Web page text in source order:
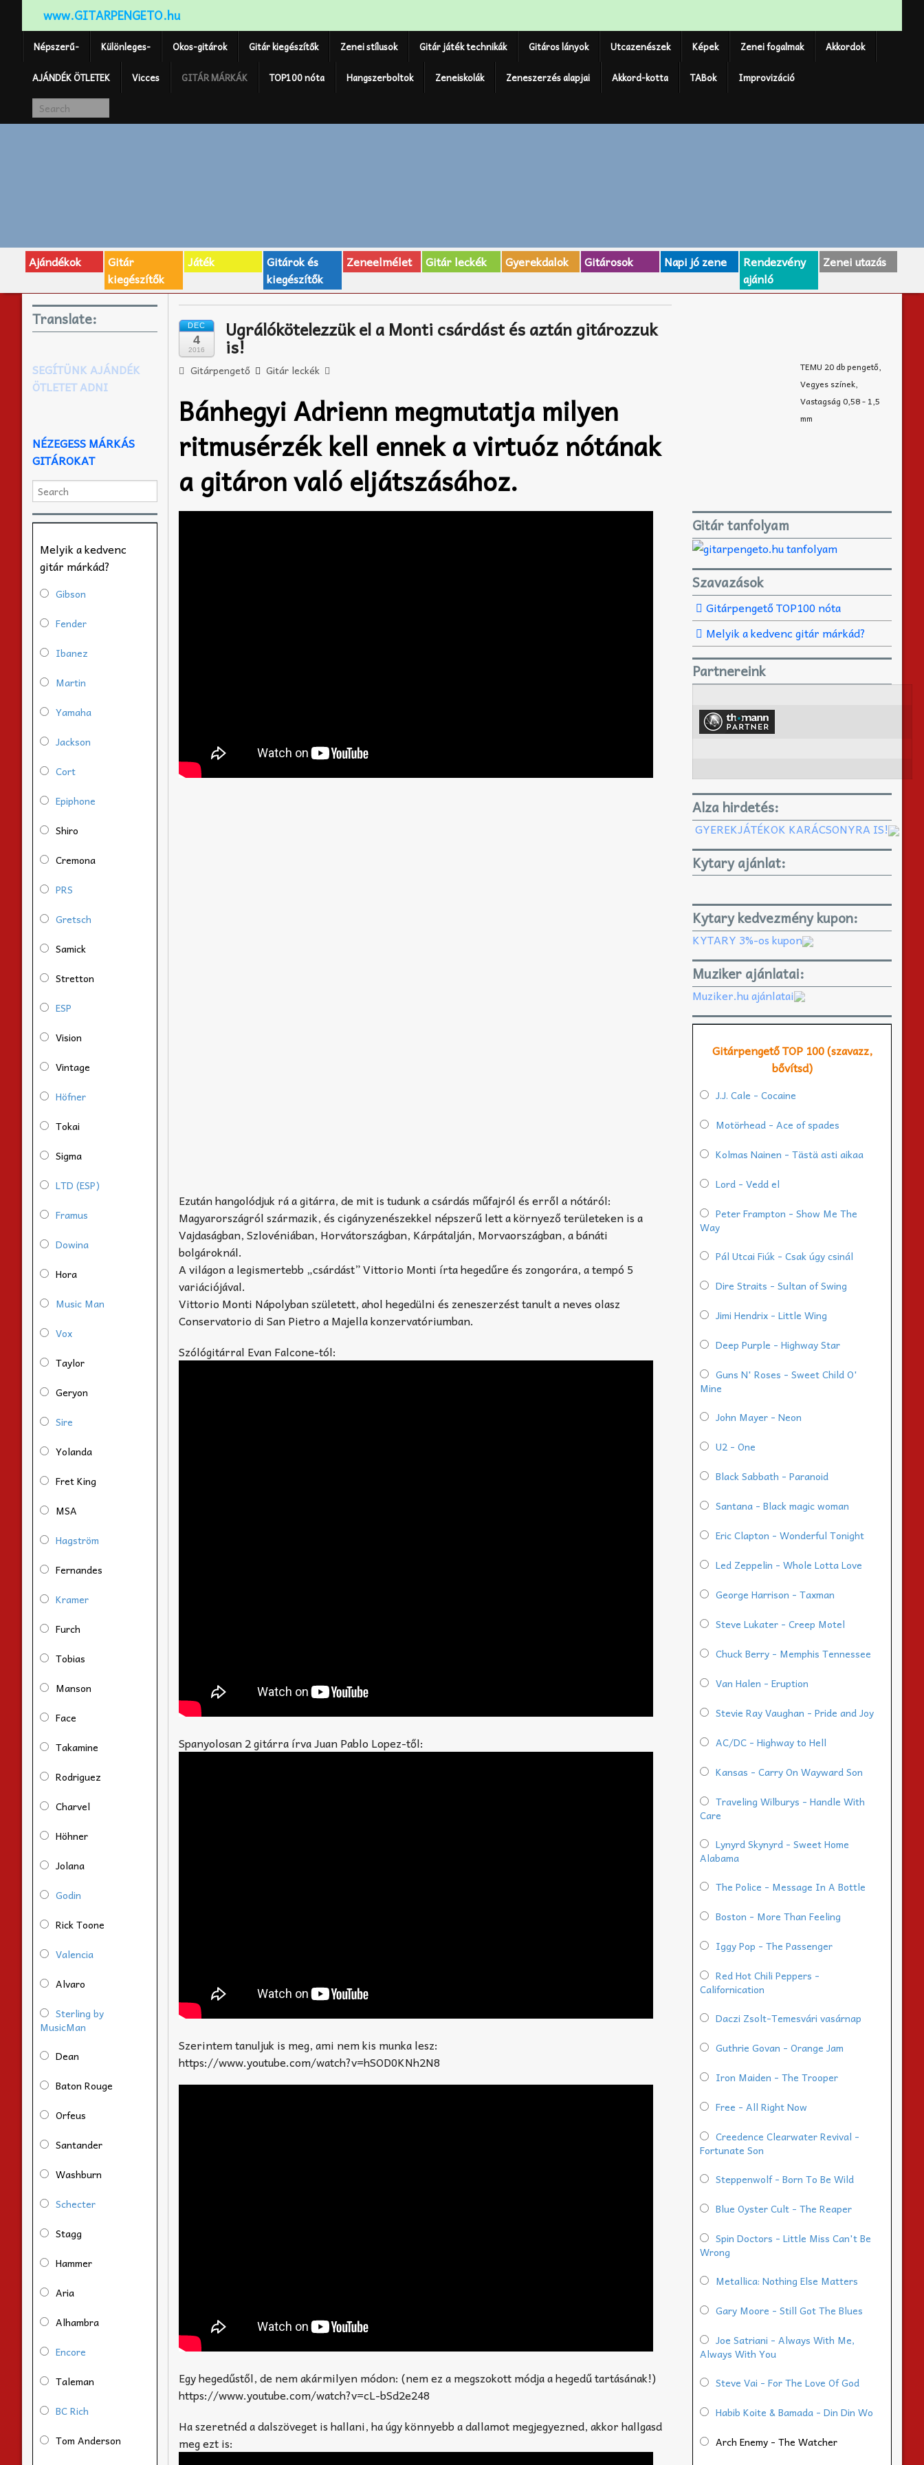
www.GITARPENGETO.hu
Népszerű- Különleges- Okos-gitárok Gitár kiegészítők Zenei stílusok Gitár játék technikák Gitáros lányok Utcazenészek Képek Zenei fogalmak Akkordok
AJÁNDÉK ÖTLETEK Vicces GITÁR MÁRKÁK TOP100 nóta Hangszerboltok Zeneiskolák Zeneszerzés alapjai Akkord-kotta TABok Improvizáció
Ajándékok
Gitár
kiegészítők
Játék
Gitárok és
kiegészítők
Zeneelmélet Gitár leckék Gyerekdalok Gitárosok Napi jó zene
Rendezvény
ajánló
Zenei utazás
DEC
4
2016
Ugrálókötelezzük el a Monti csárdást és aztán gitározzuk
is!
Gitárpengető Gitár leckék
Bánhegyi Adrienn megmutatja milyen
ritmusérzék kell ennek a virtuóz nótának
a gitáron való eljátszásához.
Ezután hangolódjuk rá a gitárra, de mit is tudunk a csárdás műfajról és erről a nótáról:
Magyarországról származik, és cigányzenészekkel népszerű lett a környező területeken is a
Vajdaságban, Szlovéniában, Horvátországban, Kárpátalján, Morvaországban, a bánáti
bolgároknál.
A világon a legismertebb „csárdást” Vittorio Monti írta hegedűre és zongorára, a tempó 5
variációjával.
Vittorio Monti Nápolyban született, ahol hegedülni és zeneszerzést tanult a neves olasz
Conservatorio di San Pietro a Majella konzervatóriumban.
Szólógitárral Evan Falcone-tól:
Spanyolosan 2 gitárra írva Juan Pablo Lopez-től:
Szerintem tanuljuk is meg, ami nem kis munka lesz:
https://www.youtube.com/watch?v=hSOD0KNh2N8
Egy hegedűstől, de nem akármilyen módon: (nem ez a megszokott módja a hegedű tartásának!)
https://www.youtube.com/watch?v=cL-bSd2e248
Ha szeretnéd a dalszöveget is hallani, ha úgy könnyebb a dallamot megjegyezned, akkor hallgasd
meg ezt is:
Translate:
SEGÍTÜNK AJÁNDÉK
ÖTLETET ADNI
NÉZEGESS MÁRKÁS
GITÁROKAT
Melyik a kedvenc
gitár márkád?
Gibson
Fender
Ibanez
Martin
Yamaha
Jackson
Cort
Epiphone
Shiro
Cremona
PRS
Gretsch
Samick
Stretton
ESP
Vision
Vintage
Höfner
Tokai
Sigma
LTD (ESP)
Framus
Dowina
Hora
Music Man
Vox
Taylor
Geryon
Sire
Yolanda
Fret King
MSA
Hagström
Fernandes
Kramer
Furch
Tobias
Manson
Face
Takamine
Rodriguez
Charvel
Höhner
Jolana
Godin
Rick Toone
Valencia
Alvaro
Sterling by
MusicMan
Dean
Baton Rouge
Orfeus
Santander
Washburn
Schecter
Stagg
Hammer
Aria
Alhambra
Encore
Taleman
BC Rich
Tom Anderson
TEMU 20 db pengető,
Vegyes színek,
Vastagság 0,58 - 1,5
mm
Gitár tanfolyam
Szavazások
Gitárpengető TOP100 nóta
Melyik a kedvenc gitár márkád?
Partnereink
Alza hirdetés:
GYEREKJÁTÉKOK KARÁCSONYRA IS!
Kytary ajánlat:
Kytary kedvezmény kupon:
KYTARY 3%-os kupon
Muziker ajánlatai:
Muziker.hu ajánlatai
Gitárpengető TOP 100 (szavazz,
bővítsd)
J.J. Cale - Cocaine
Motörhead - Ace of spades
Kolmas Nainen - Tästä asti aikaa
Lord - Vedd el
Peter Frampton - Show Me The
Way
Pál Utcai Fiúk - Csak úgy csinál
Dire Straits - Sultan of Swing
Jimi Hendrix - Little Wing
Deep Purple - Highway Star
Guns N' Roses - Sweet Child O'
Mine
John Mayer - Neon
U2 - One
Black Sabbath - Paranoid
Santana - Black magic woman
Eric Clapton - Wonderful Tonight
Led Zeppelin - Whole Lotta Love
George Harrison - Taxman
Steve Lukater - Creep Motel
Chuck Berry - Memphis Tennessee
Van Halen - Eruption
Stevie Ray Vaughan - Pride and Joy
AC/DC - Highway to Hell
Kansas - Carry On Wayward Son
Traveling Wilburys - Handle With
Care
Lynyrd Skynyrd - Sweet Home
Alabama
The Police - Message In A Bottle
Boston - More Than Feeling
Iggy Pop - The Passenger
Red Hot Chili Peppers -
Californication
Daczi Zsolt-Temesvári vasárnap
Guthrie Govan - Orange Jam
Iron Maiden - The Trooper
Free - All Right Now
Creedence Clearwater Revival -
Fortunate Son
Steppenwolf - Born To Be Wild
Blue Oyster Cult - The Reaper
Spin Doctors - Little Miss Can't Be
Wrong
Metallica: Nothing Else Matters
Gary Moore - Still Got The Blues
Joe Satriani - Always With Me,
Always With You
Steve Vai - For The Love Of God
Habib Koite & Bamada - Din Din Wo
Arch Enemy - The Watcher